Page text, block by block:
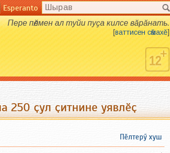
Esperanto
Пере пӗлмен ал туйи пуҫа килсе вӑрӑнать.
[ваттисен сӑмахӗ]
250 ҫул ҫитнине уявлӗҫ
Пӗлтерӳ хуш